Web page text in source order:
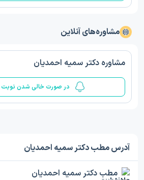
مشاوره‌های آنلاین
مشاوره دکتر سمیه احمدیان
در صورت خالی شدن نوبت
آدرس مطب دکتر سمیه احمدیان
مطب دکتر سمیه احمدیان